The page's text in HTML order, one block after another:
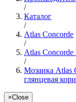
/
Каталог
/
Atlas Concorde
/
Atlas
/
Мозаика Atlas
глянцевая
×Close